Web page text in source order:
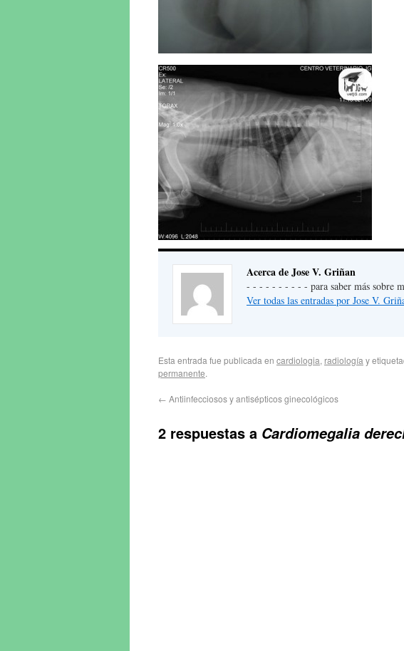
Acerca de Jose V. Griñan
- - - - - - - - - - para saber más sobre
Ver todas las entradas por Jose V.
Esta entrada fue publicada en cardiologia, radiologíay
permanente.
← Antiinfecciosos y antisépticos ginecológicos
2 respuestas a Cardiomegalia